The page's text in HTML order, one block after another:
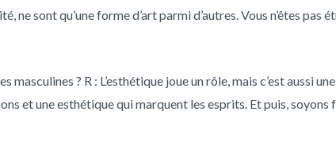
sont qu’une forme d’art parmi d’autres. Vous n’êtes pas
? R : L’esthétique joue un rôle, mais c’est aussi
et une esthétique qui marquent les esprits. Et puis, soyons